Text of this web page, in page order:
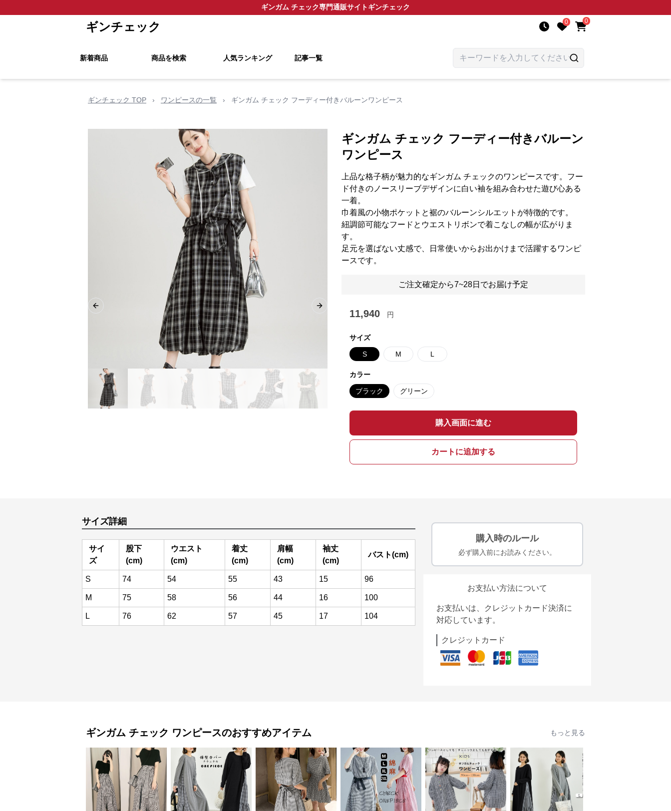
ギンガム チェック専門通販サイトギンチェック
ギンチェック 0 0
新着商品 商品を検索 人気ランキング 記事一覧
ギンチェック TOP › ワンピースの一覧 › ギンガム チェック フーディー付きバルーンワンピース
Previous slide Next slide
ギンガム チェック フーディー付きバルーン
ワンピース
上品な格子柄が魅力的なギンガム チェックのワンピースです。フー
ド付きのノースリーブデザインに白い袖を組み合わせた遊び心ある
一着。
巾着風の小物ポケットと裾のバルーンシルエットが特徴的です。
紐調節可能なフードとウエストリボンで着こなしの幅が広がりま
す。
足元を選ばない丈感で、日常使いからお出かけまで活躍するワンピ
ースです。
ご注文確定から7~28日でお届け予定
11,940 円
サイズ
S M L
カラー
ブラック グリーン
購入画面に進む
カートに追加する
サイズ詳細
サイ
ズ
股下
(cm)
ウエスト
(cm)
着丈
(cm)
肩幅
(cm)
袖丈
(cm)
バスト(cm)
S 74 54 55 43 15 96
M 75 58 56 44 16 100
L 76 62 57 45 17 104
購入時のルール
必ず購入前にお読みください。
お支払い方法について
お支払いは、クレジットカード決済に
対応しています。
クレジットカード
ギンガム チェック ワンピースのおすすめアイテム もっと見る